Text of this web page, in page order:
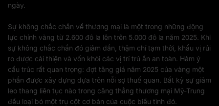
ngày.
Sự không chắc chắn về thương mại là một trong những động
lực chính vàng từ 2.600 đô la lên trên 5.000 đô la năm 2025. Khi
sự không chắc chắn đó giảm dần, thậm chí tạm thời, khẩu vị rủi
ro được cải thiện và vốn khỏi các vị trí trú ẩn an toàn. Hàm ý
cấu trúc rất quan trọng: đợt tăng giá năm 2025 của vàng một
phần được xây dựng dựa trên nỗi sợ thuế quan. Bất kỳ sự giảm
leo thang liên tục nào trong căng thẳng thương mại Mỹ-Trung
đều loại bỏ một trụ cột cơ bản của cuộc biểu tình đó.